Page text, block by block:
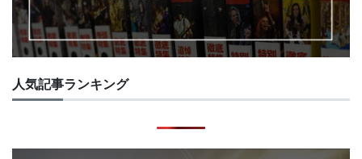
人気記事ランキング